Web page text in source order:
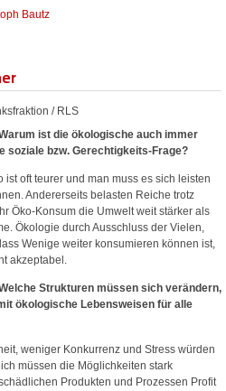
Bautz
/ RLS
ist die ökologische auch immer
soziale bzw. Gerechtigkeits-Frage?
ist oft teurer und man muss es sich leisten
Andererseits belasten Reiche trotz
Öko-Konsum die Umwelt weit stärker als
Ökologie durch Ausschluss der Vielen,
Wenige weiter konsumieren können ist,
akzeptabel.
Strukturen müssen sich verändern,
ökologische Lebensweisen für alle
weniger Konkurrenz und Stress würden
müssen die Möglichkeiten stark
Produkten und Prozessen Profit